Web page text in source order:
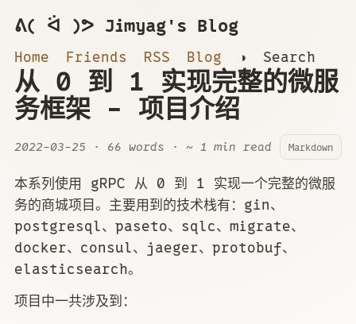
ᕕ( ᐛ )ᕗ Jimyag's Blog
Home Friends RSS Blog ◑ Search
从 0 到 1 实现完整的微服
务框架 - 项目介绍
2022-03-25 · 66 words · ~ 1 min read Markdown
本系列使用 gRPC 从 0 到 1 实现一个完整的微服
务的商城项目。主要用到的技术栈有：gin、
postgresql、paseto、sqlc、migrate、
docker、consul、jaeger、protobuf、
elasticsearch。
项目中一共涉及到：